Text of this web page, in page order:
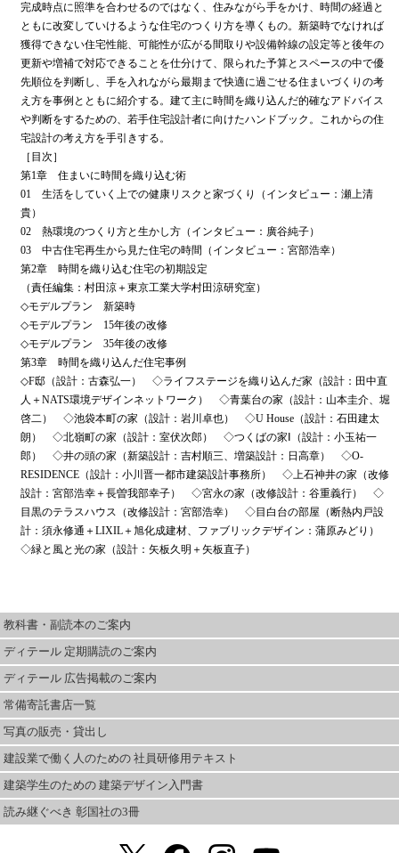
完成時点に照準を合わせるのではなく、住みながら手をかけ、時間の経過と
ともに改変していけるような住宅のつくり方を導くもの。新築時でなければ
獲得できない住宅性能、可能性が広がる間取りや設備幹線の設定等と後年の
更新や増補で対応できることを仕分けて、限られた予算とスペースの中で優
先順位を判断し、手を入れながら最期まで快適に過ごせる住まいづくりの考
え方を事例とともに紹介する。建て主に時間を織り込んだ的確なアドバイス
や判断をするための、若手住宅設計者に向けたハンドブック。これからの住
宅設計の考え方を手引きする。
［目次］
第1章 住まいに時間を織り込む術
01 生活をしていく上での健康リスクと家づくり（インタビュー：瀬上清
貴）
02 熱環境のつくり方と生かし方（インタビュー：廣谷純子）
03 中古住宅再生から見た住宅の時間（インタビュー：宮部浩幸）
第2章 時間を織り込む住宅の初期設定
（責任編集：村田涼＋東京工業大学村田涼研究室）
◇モデルプラン 新築時
◇モデルプラン 15年後の改修
◇モデルプラン 35年後の改修
第3章 時間を織り込んだ住宅事例
◇F邸（設計：古森弘一） ◇ライフステージを織り込んだ家（設計：田中直
人＋NATS環境デザインネットワーク） ◇青葉台の家（設計：山本圭介、堀
啓二） ◇池袋本町の家（設計：岩川卓也） ◇U House（設計：石田建太
朗） ◇北嶺町の家（設計：室伏次郎） ◇つくばの家Ⅰ（設計：小玉祐一
郎） ◇井の頭の家（新築設計：吉村順三、増築設計：日高章） ◇O-
RESIDENCE（設計：小川晋一都市建築設計事務所） ◇上石神井の家（改修
設計：宮部浩幸＋長曽我部幸子） ◇宮永の家（改修設計：谷重義行） ◇
目黒のテラスハウス（改修設計：宮部浩幸） ◇目白台の部屋（断熱内戸設
計：須永修通＋LIXIL＋旭化成建材、ファブリックデザイン：蒲原みどり）
◇緑と風と光の家（設計：矢板久明＋矢板直子）
教科書・副読本のご案内
ディテール 定期購読のご案内
ディテール 広告掲載のご案内
常備寄託書店一覧
写真の販売・貸出し
建設業で働く人のための 社員研修用テキスト
建築学生のための 建築デザイン入門書
読み継ぐべき 彰国社の3冊